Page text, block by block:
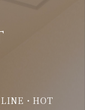
LINE・HOT